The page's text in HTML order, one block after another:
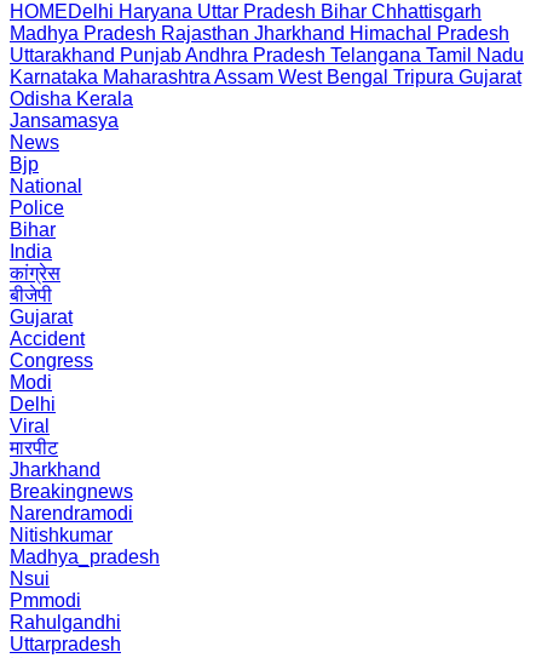
HOMEDelhi Haryana Uttar Pradesh Bihar Chhattisgarh
Madhya Pradesh Rajasthan Jharkhand Himachal Pradesh
Uttarakhand PunjabAndhra Pradesh Telangana Tamil Nadu
Karnataka Maharashtra Assam West Bengal Tripura Gujarat
Odisha Kerala
Jansamasya
News
Bjp
National
Police
Bihar
India
कांग्रेस
बीजेपी
Gujarat
Accident
Congress
Modi
Delhi
Viral
मारपीट
Jharkhand
Breakingnews
Narendramodi
Nitishkumar
Madhya_pradesh
Nsui
Pmmodi
Rahulgandhi
Uttarpradesh